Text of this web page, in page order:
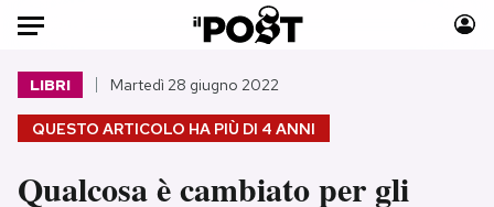
Auto
HOME
Italia
Moda
QUESTO ARTICOLO HA PIÙ DI 4 ANNI
LIBRI Martedì 28 giugno 2022
Qualcosa è cambiato per gli